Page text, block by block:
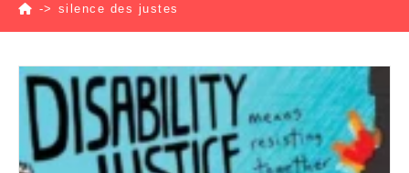
-> silence des justes